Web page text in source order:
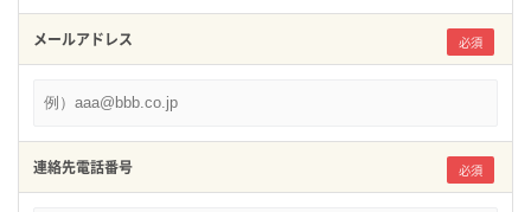
メールアドレス 必須
連絡先電話番号 必須